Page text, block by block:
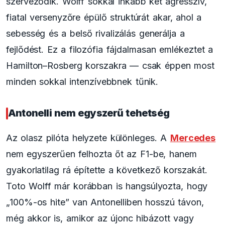
fiatal versenyzőre épülő struktúrát akar, ahol a
sebesség és a belső rivalizálás generálja a
fejlődést. Ez a filozófia fájdalmasan emlékeztet a
Hamilton–Rosberg korszakra — csak éppen most
minden sokkal intenzívebbnek tűnik.
Antonelli nem egyszerű tehetség
Az olasz pilóta helyzete különleges. A Mercedes
nem egyszerűen felhozta őt az F1-be, hanem
gyakorlatilag rá építette a következő korszakát.
Toto Wolff már korábban is hangsúlyozta, hogy
„100%-os hite” van Antonelliben hosszú távon,
még akkor is, amikor az újonc hibázott vagy